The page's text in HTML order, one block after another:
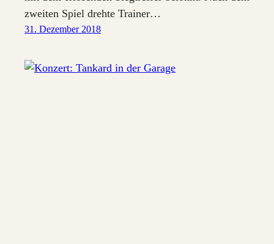
zweiten Spiel drehte Trainer…
31. Dezember 2018